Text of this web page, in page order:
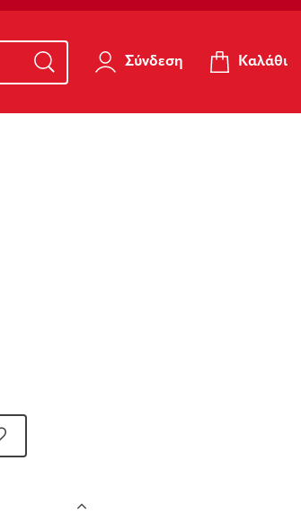
Σύνδεση Καλάθι